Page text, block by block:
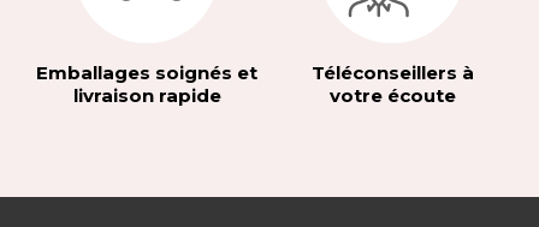
Emballages soignés et
livraison rapide
Téléconseillers à
votre écoute